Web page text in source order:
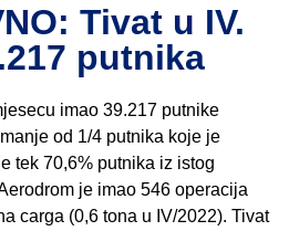
Tivat u IV.
putnika
imao 39.217 putnike
od 1/4 putnika koje je
tek 70,6% putnika iz istog
je imao 546 operacija
carga (0,6 tona u IV/2022). Tivat